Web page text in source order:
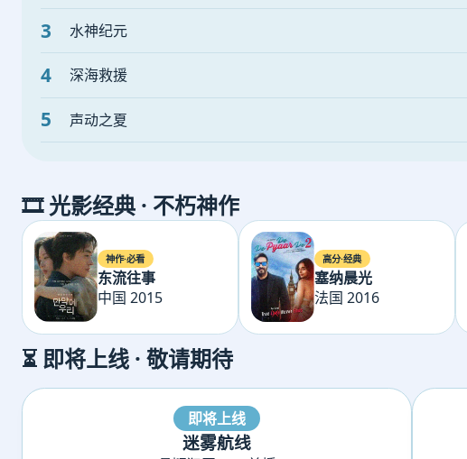
3 水神纪元
4 深海救援
5 声动之夏
🎞️ 光影经典 · 不朽神作
神作·必看
东流往事
中国 2015
高分·经典
塞纳晨光
法国 2016
⏳ 即将上线 · 敬请期待
即将上线
迷雾航线